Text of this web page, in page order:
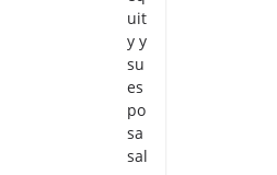
uit
y y
su
es
po
sa
sal